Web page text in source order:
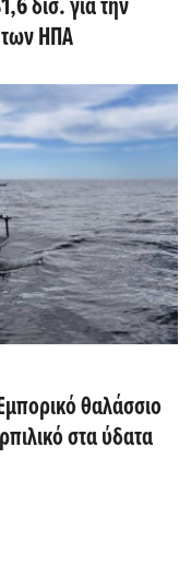
δισ. για την
ΗΠΑ
θαλάσσιο
στα ύδατα